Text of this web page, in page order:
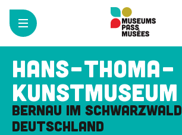
Direkt
Inhalt
Hans-Thoma-
Kunstmuseum
Bernau im Schwarzwald
Deutschland